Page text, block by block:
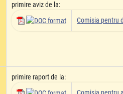
primire aviz de la:
Comisia pentru
primire raport de la: